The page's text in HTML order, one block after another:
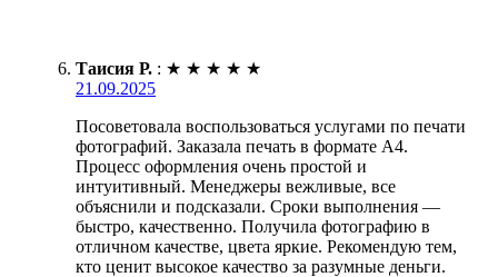
Таисия Р. : ★ ★ ★ ★ ★
21.09.2025
Посоветовала воспользоваться услугами по печати
фотографий. Заказала печать в формате А4.
Процесс оформления очень простой и
интуитивный. Менеджеры вежливые, все
объяснили и подсказали. Сроки выполнения —
быстро, качественно. Получила фотографию в
отличном качестве, цвета яркие. Рекомендую тем,
кто ценит высокое качество за разумные деньги.